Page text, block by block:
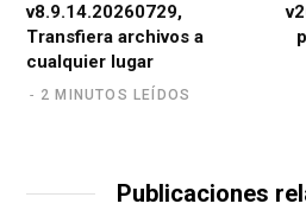
v8.9.14.20260729,
Transfiera archivos a
cualquier lugar
2 MINUTOS LEÍDOS
Publicaciones